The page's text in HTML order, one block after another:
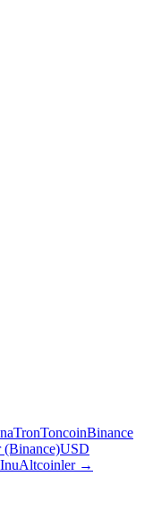
TronToncoinBinance
(Binance)USD
Altcoinler→